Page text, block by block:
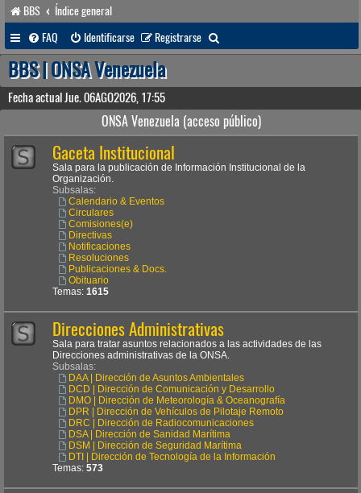
BBS
Índice general
FAQ
Identificarse Registrarse
u
a
BBS | ONSA Venezuela
Fecha actual Jue. 06AGO2026, 17:55
ONSA Venezuela (acceso público)
Gaceta Institucional
Sala para la publicación de Información Institucional de la
Organización.
Subsalas:
Calendario & Eventos
Circulares
Comisiones(e)
Directivas
Notificaciones
Resoluciones
Publicaciones & Docs.
Obituario
Temas: 1615
Direcciones Administrativas
Sala para tratar asuntos relacionados a las actividades de las
Direcciones administrativas de la ONSA.
Subsalas:
DAA | Dirección de Asuntos Ambientales
DCD | Dirección de Comunicación y Desarrollo
DMO | Dirección de Meteorología & Oceanografía
DPR | Dirección de Vehículos de Pilotaje Remoto
DRC | Dirección de Radiocomunicaciones
DSA | Dirección de Sanidad Marítima
DSM | Dirección de Seguridad Marítima
DTI | Dirección de Tecnología de la Información
Temas: 573